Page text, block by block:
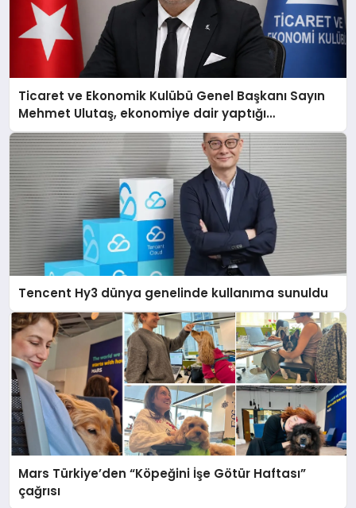
Ticaret ve Ekonomik Kulübü Genel Başkanı Sayın
Mehmet Ulutaş, ekonomiye dair yaptığı
açıklamada şunları kaydetti:
Tencent Hy3 dünya genelinde kullanıma sunuldu
Mars Türkiye’den “Köpeğini İşe Götür Haftası”
çağrısı